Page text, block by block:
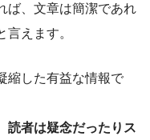
ば、文章は簡潔であれ
えます。
縮した有益な情報で
読者は疑念だったりス